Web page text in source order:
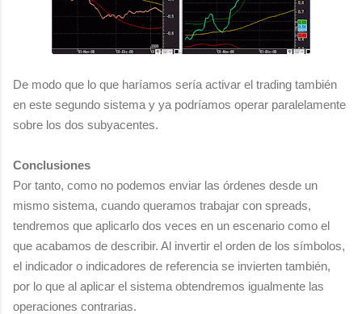
De modo que lo que haríamos sería activar el trading también
en este segundo sistema y ya podríamos operar paralelamente
sobre los dos subyacentes.
Conclusiones
Por tanto, como no podemos enviar las órdenes desde un
mismo sistema, cuando queramos trabajar con spreads,
tendremos que aplicarlo dos veces en un escenario como el
que acabamos de describir. Al invertir el orden de los símbolos,
el indicador o indicadores de referencia se invierten también,
por lo que al aplicar el sistema obtendremos igualmente las
operaciones contrarias.